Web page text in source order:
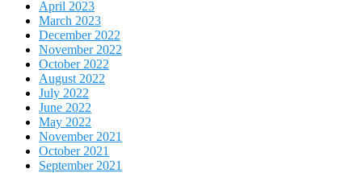
April 2023
March 2023
December 2022
November 2022
October 2022
August 2022
July 2022
June 2022
May 2022
November 2021
October 2021
September 2021